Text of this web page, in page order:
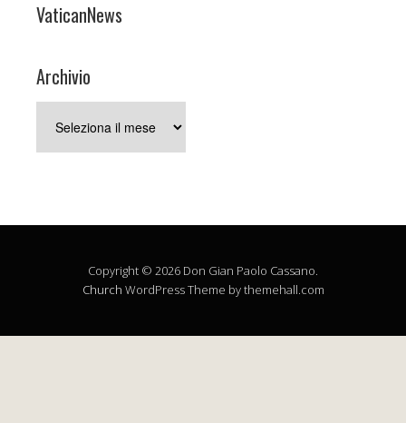
VaticanNews
Archivio
Copyright © 2026 Don Gian Paolo Cassano.
Church WordPress Theme by themehall.com